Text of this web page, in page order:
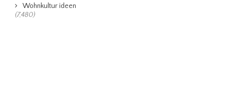
Wohnkultur ideen
(7,480)